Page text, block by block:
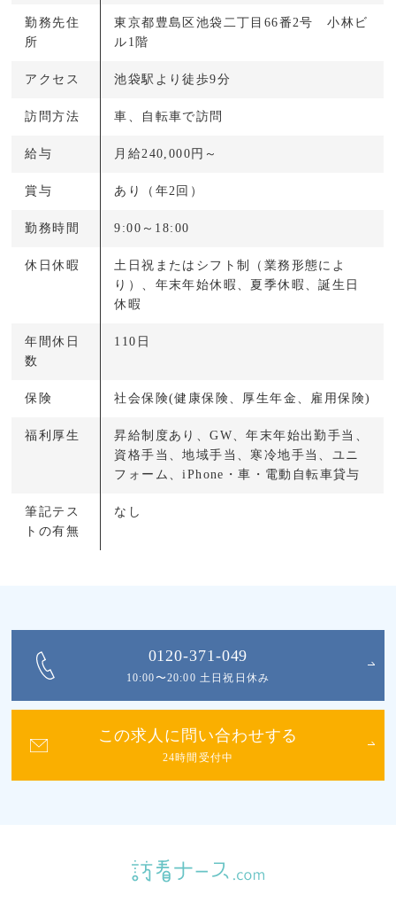
勤務先住
所
東京都豊島区池袋二丁目66番2号 小林ビ
ル1階
アクセス 池袋駅より徒歩9分
訪問方法 車、自転車で訪問
給与 月給240,000円～
賞与 あり（年2回）
勤務時間 9:00～18:00
休日休暇
土日祝またはシフト制（業務形態によ
り）、年末年始休暇、夏季休暇、誕生日
休暇
年間休日
数
110日
保険 社会保険(健康保険、厚生年金、雇用保険)
福利厚生
昇給制度あり、GW、年末年始出勤手当、
資格手当、地域手当、寒冷地手当、ユニ
フォーム、iPhone・車・電動自転車貸与
筆記テス
トの有無
なし
0120-371-049
10:00〜20:00 土日祝日休み
この求人に問い合わせする
24時間受付中